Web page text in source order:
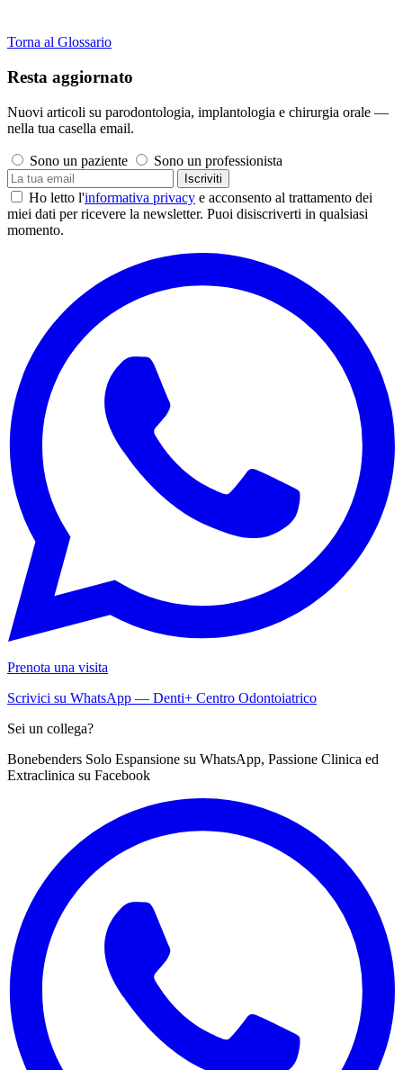
Torna al Glossario
Resta aggiornato
Nuovi articoli su parodontologia, implantologia e chirurgia orale —
nella tua casella email.
Sono un paziente Sono un professionista
Iscriviti
Ho letto l'informativa privacy e acconsento al trattamento dei
miei dati per ricevere la newsletter. Puoi disiscriverti in qualsiasi
momento.
Prenota una visita
Scrivici su WhatsApp — Denti+ Centro Odontoiatrico
Sei un collega?
Bonebenders Solo Espansione su WhatsApp, Passione Clinica ed
Extraclinica su Facebook